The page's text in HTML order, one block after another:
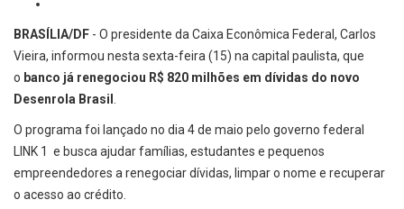
BRASÍLIA/DF - O presidente da Caixa Econômica Federal, Carlos
Vieira, informou nesta sexta-feira (15) na capital paulista, que
o banco já renegociou R$ 820 milhões em dívidas do novo
Desenrola Brasil
O programa foi lançado no dia 4 de maio pelo governo federal
LINK 1 e busca ajudar famílias, estudantes e pequenos
empreendedores a renegociar dívidas, limpar o nome e recuperar
o acesso ao crédito.